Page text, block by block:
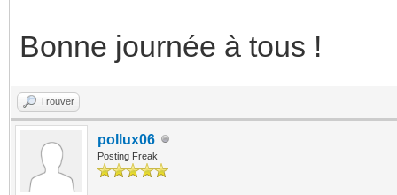
Bonne journée à tous !
Trouver
pollux06
Posting Freak